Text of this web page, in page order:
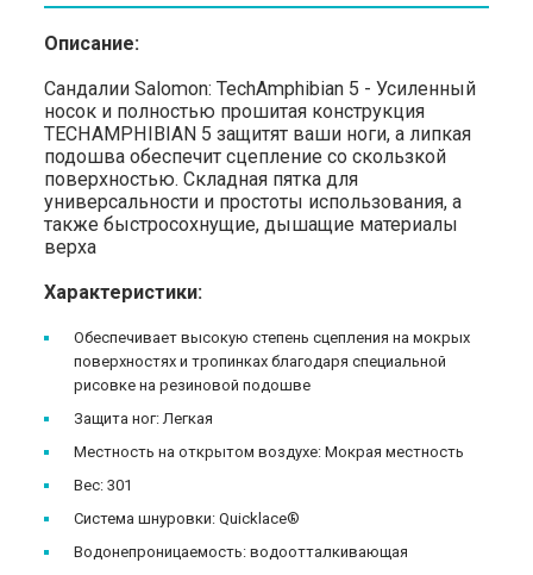
Описание:
Сандалии Salomon: TechAmphibian 5 - Усиленный
носок и полностью прошитая конструкция
TECHAMPHIBIAN 5 защитят ваши ноги, а липкая
подошва обеспечит сцепление со скользкой
поверхностью. Складная пятка для
универсальности и простоты использования, а
также быстросохнущие, дышащие материалы
верха
Характеристики:
Обеспечивает высокую степень сцепления на мокрых
поверхностях и тропинках благодаря специальной
рисовке на резиновой подошве
Защита ног: Легкая
Местность на открытом воздухе: Мокрая местность
Вес: 301
Система шнуровки: Quicklace®
Водонепроницаемость: водоотталкивающая